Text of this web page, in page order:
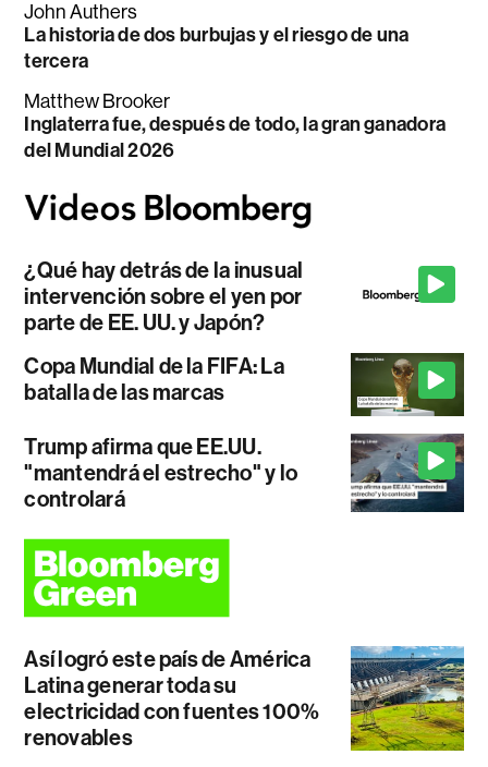
John Authers
La historia de dos burbujas y el riesgo de una
tercera
Matthew Brooker
Inglaterra fue, después de todo, la gran ganadora
del Mundial 2026
¿Qué hay detrás de la inusual
intervención sobre el yen por
parte de EE. UU. y Japón?
Copa Mundial de la FIFA: La
batalla de las marcas
Trump afirma que EE.UU.
"mantendrá el estrecho" y lo
controlará
Así logró este país de América
Latina generar toda su
electricidad con fuentes 100%
renovables